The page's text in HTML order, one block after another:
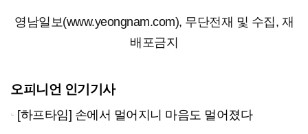
영남일보(www.yeongnam.com), 무단전재 및 수집, 재
배포금지
오피니언 인기기사
[하프타임] 손에서 멀어지니 마음도 멀어졌다